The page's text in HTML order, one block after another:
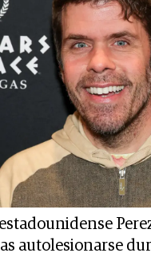
autolesionarse